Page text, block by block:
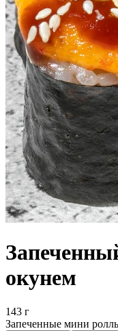
окунем
143 г
Запеченные мини